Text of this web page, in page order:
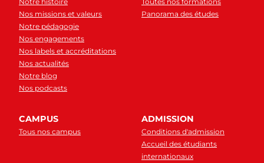
Nos missions et valeurs
Notre pédagogie
Nos engagements
Nos labels et accréditations
Nos actualités
Notre blog
Nos podcasts
Panorama des études
CAMPUS
Tous nos campus
ADMISSION
Conditions d'admission
Accueil des étudiants
internationaux